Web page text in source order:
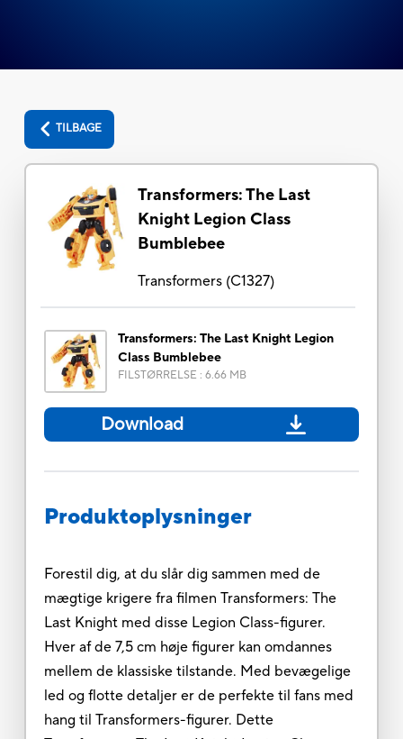
TILBAGE
Transformers: The Last
Knight Legion Class
Bumblebee
Transformers(C1327)
Transformers: The Last Knight Legion
Class Bumblebee
FILSTØRRELSE : 6.66 MB
Download
Produktoplysninger
Forestil dig, at du slår dig sammen med de
mægtige krigere fra filmen Transformers: The
Last Knight med disse Legion Class-figurer.
Hver af de 7,5 cm høje figurer kan omdannes
mellem de klassiske tilstande. Med bevægelige
led og flotte detaljer er de perfekte til fans med
hang til Transformers-figurer. Dette